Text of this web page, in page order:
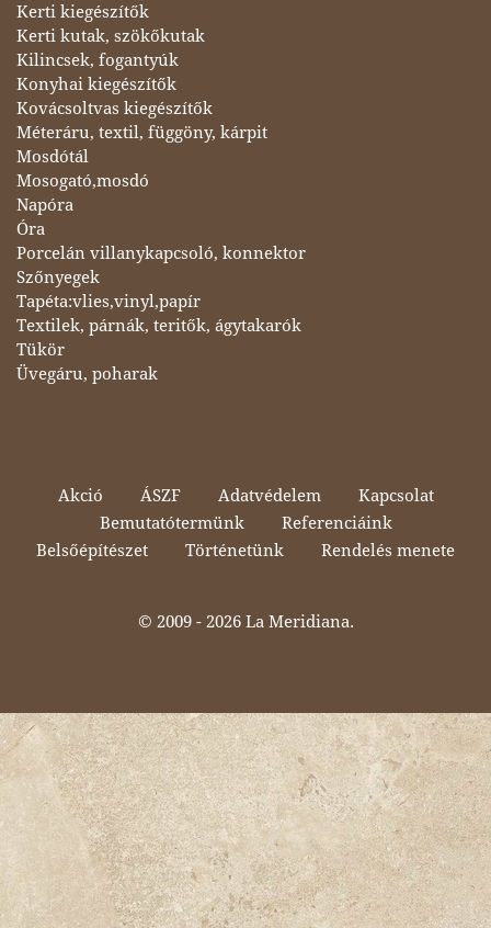
Kerti kiegészítők
Kerti kutak, szökőkutak
Kilincsek, fogantyúk
Konyhai kiegészítők
Kovácsoltvas kiegészítők
Méteráru, textil, függöny, kárpit
Mosdótál
Mosogató,mosdó
Napóra
Óra
Porcelán villanykapcsoló, konnektor
Szőnyegek
Tapéta:vlies,vinyl,papír
Textilek, párnák, teritők, ágytakarók
Tükör
Üvegáru, poharak
Akció ÁSZF Adatvédelem
Kapcsolat
Bemutatótermünk
Referenciáink
Belsőépítészet
Történetünk Rendelés menete
© 2009 - 2026 La Meridiana.